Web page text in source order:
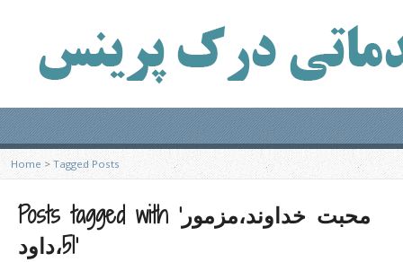
Home > Tagged Posts
Posts tagged with ‘محبت خداوند،مزمور
51،داود’